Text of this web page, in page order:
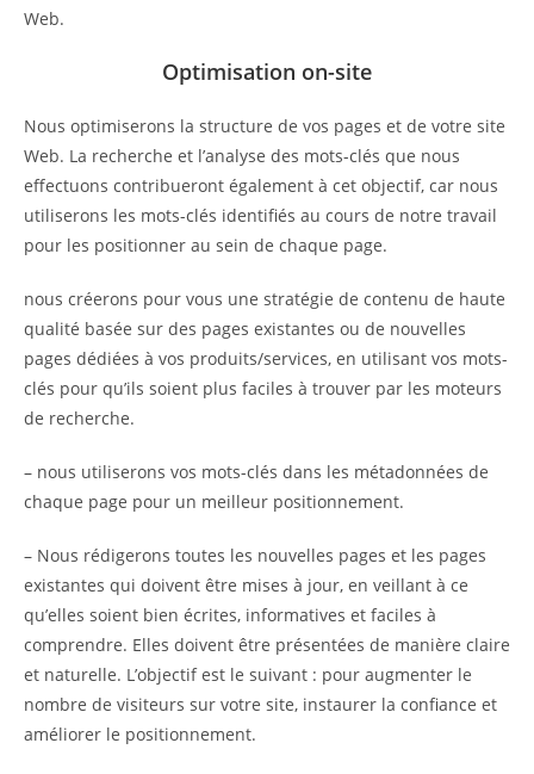
Web.
Optimisation on-site
Nous optimiserons la structure de vos pages et de votre site
Web. La recherche et l’analyse des mots-clés que nous
effectuons contribueront également à cet objectif, car nous
utiliserons les mots-clés identifiés au cours de notre travail
pour les positionner au sein de chaque page.
nous créerons pour vous une stratégie de contenu de haute
qualité basée sur des pages existantes ou de nouvelles
pages dédiées à vos produits/services, en utilisant vos mots-
clés pour qu’ils soient plus faciles à trouver par les moteurs
de recherche.
– nous utiliserons vos mots-clés dans les métadonnées de
chaque page pour un meilleur positionnement.
– Nous rédigerons toutes les nouvelles pages et les pages
existantes qui doivent être mises à jour, en veillant à ce
qu’elles soient bien écrites, informatives et faciles à
comprendre. Elles doivent être présentées de manière claire
et naturelle. L’objectif est le suivant : pour augmenter le
nombre de visiteurs sur votre site, instaurer la confiance et
améliorer le positionnement.